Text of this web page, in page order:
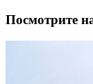
Посмотрите